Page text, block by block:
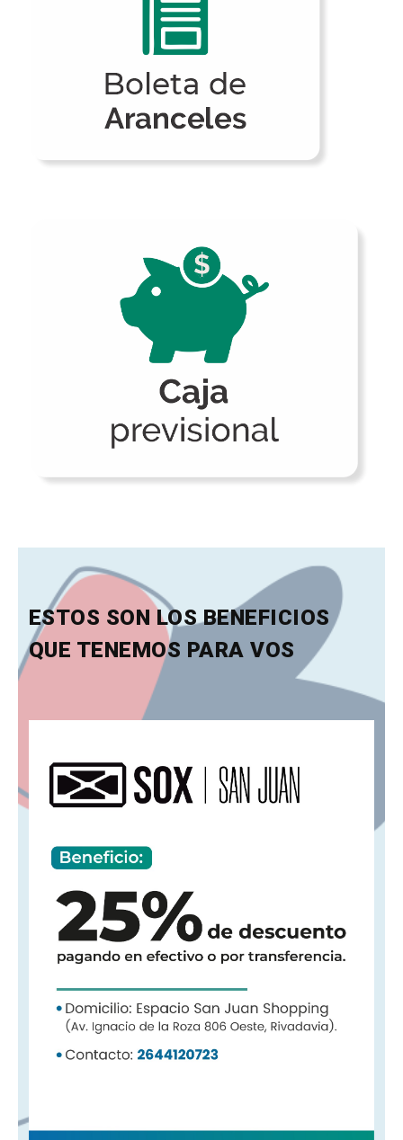
ESTOS SON LOS BENEFICIOS
QUE TENEMOS PARA VOS